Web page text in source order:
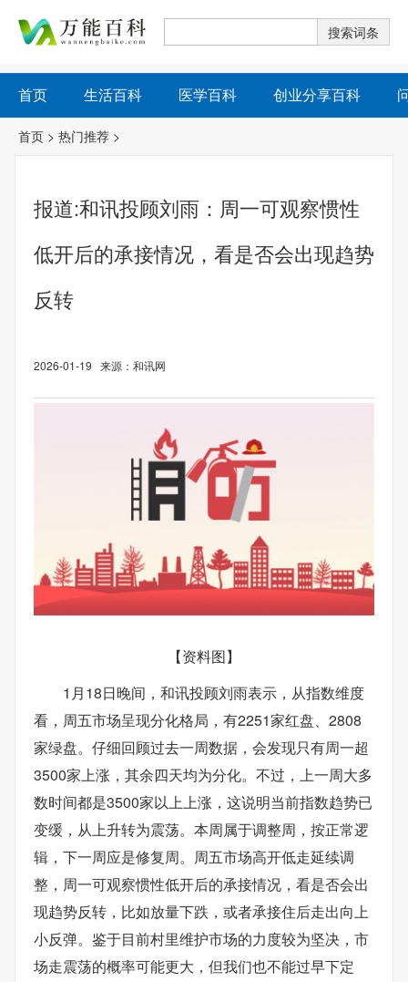
首页 生活百科 医学百科 创业分享百科
首页 > 热门推荐 >
报道:和讯投顾刘雨：周一可观察惯性
低开后的承接情况，看是否会出现趋势
反转
2026-01-19 来源：和讯网
【资料图】
1月18日晚间，和讯投顾刘雨表示，从指数维度
看，周五市场呈现分化格局，有2251家红盘、2808
家绿盘。仔细回顾过去一周数据，会发现只有周一超
3500家上涨，其余四天均为分化。不过，上一周大多
数时间都是3500家以上上涨，这说明当前指数趋势已
变缓，从上升转为震荡。本周属于调整周，按正常逻
辑，下一周应是修复周。周五市场高开低走延续调
整，周一可观察惯性低开后的承接情况，看是否会出
现趋势反转，比如放量下跌，或者承接住后走出向上
小反弹。鉴于目前村里维护市场的力度较为坚决，市
场走震荡的概率可能更大，但我们也不能过早下定